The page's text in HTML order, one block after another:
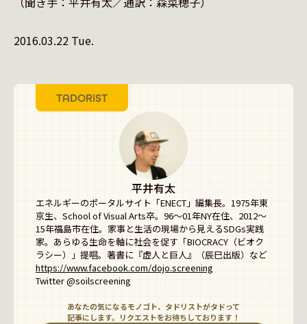
2016.03.22 Tue.
TADORiST
平井有太
エネルギーのポータルサイト「ENECT」編集長。1975年東
京生、School of Visual Arts卒。96〜01年NY在住、2012〜
15年福島市在住。家事と生活の現場から見えるSDGs実践
家。あらゆる生命を軸に社会を促す「BIOCRACY（ビオク
https://www.facebook.com/dojo.screening
あなたの気になるモノゴト、タドリストがタドって
記事にします。リクエストをお待ちしております！